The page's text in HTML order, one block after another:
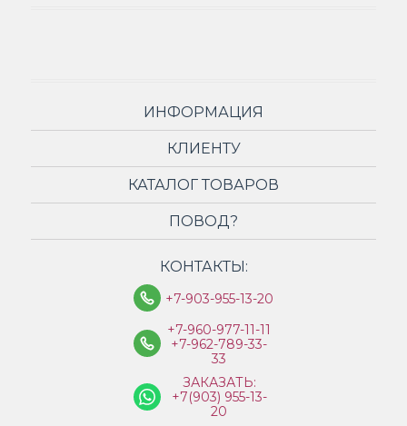
ИНФОРМАЦИЯ
КЛИЕНТУ
КАТАЛОГ ТОВАРОВ
ПОВОД?
КОНТАКТЫ:
+7-903-955-13-20
+7-960-977-11-11
+7-962-789-33-
33
ЗАКАЗАТЬ:
+7(903) 955-13-
20